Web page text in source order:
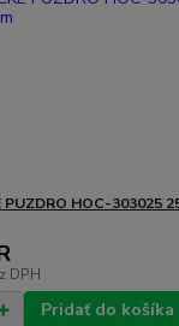
PUZDRO HOC-303025
DPH
Pridať do košíka